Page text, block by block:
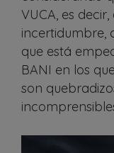
VUCA, es
incertidumbre,
que está
BANI en los
son